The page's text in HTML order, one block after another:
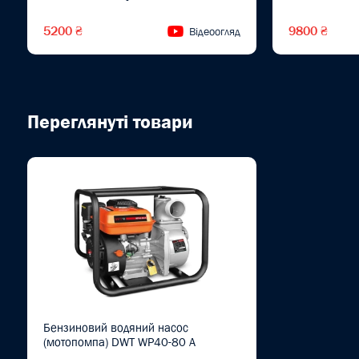
5200 ₴ Відеоогляд 9800 ₴
Переглянуті товари
Бензиновий водяний насос
(мотопомпа) DWT WP40-80 A